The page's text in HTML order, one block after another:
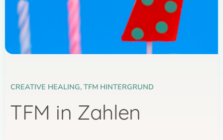
CREATIVE HEALING, TFM HINTERGRUND
TFM in Zahlen